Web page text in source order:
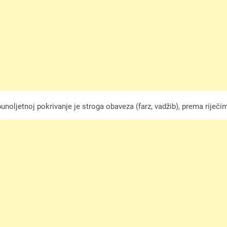
pokrivanje je stroga obaveza (farz, vadžib), prema